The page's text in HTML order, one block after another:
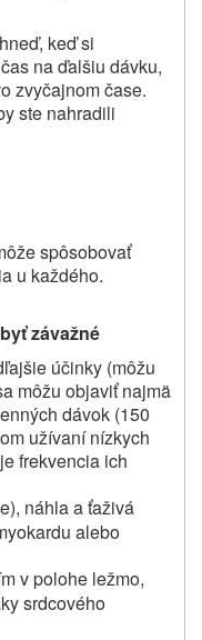
keď si
na ďalšiu dávku,
zvyčajnom čase.
ste nahradili
spôsobovať
u každého.
závažné
účinky (môžu
môžu objaviť najmä
dávok (150
užívaní nízkych
frekvencia ich
náhla a ťaživá
alebo
v polohe ležmo,
srdcového